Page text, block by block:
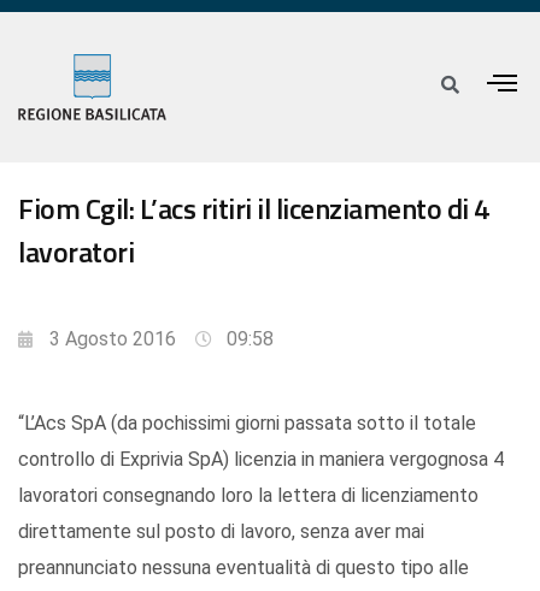
Fiom Cgil: L’acs ritiri il licenziamento di 4
lavoratori
3 Agosto 2016 09:58
“L’Acs SpA (da pochissimi giorni passata sotto il totale
controllo di Exprivia SpA) licenzia in maniera vergognosa 4
lavoratori consegnando loro la lettera di licenziamento
direttamente sul posto di lavoro, senza aver mai
preannunciato nessuna eventualità di questo tipo alle